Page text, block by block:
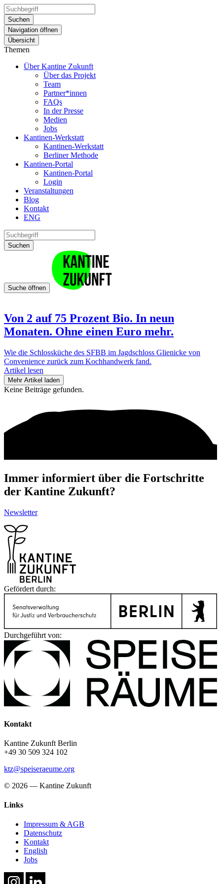
Suchen
Navigation öffnen
Übersicht
Themen
Über Kantine Zukunft
Über das Projekt
Team
Partner*innen
FAQs
In der Presse
Medien
Jobs
Kantinen-Werkstatt
Kantinen-Werkstatt
Berliner Methode
Kantinen-Portal
Kantinen-Portal
Login
Veranstaltungen
Blog
Kontakt
ENG
Suchen
Suche öffnen
Von 2 auf 75 Prozent Bio. In neun
Monaten. Ohne einen Euro mehr.
Wie die Schlossküche des SFBB im Jagdschloss Glienicke von
Convenience zurück zum Kochhandwerk fand.
Artikel lesen
Mehr Artikel laden
Keine Beiträge gefunden.
Immer informiert über die Fortschritte
der Kantine Zukunft?
Newsletter
Gefördert durch:
Durchgeführt von:
Kontakt
Kantine Zukunft Berlin
+49 30 509 324 102
ktz@speiseraeume.org
© 2026 — Kantine Zukunft
Links
Impressum & AGB
Datenschutz
Kontakt
English
Jobs